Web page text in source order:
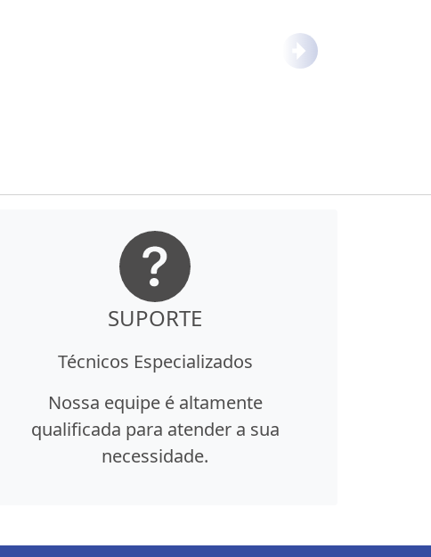
Próximo
SUPORTE
Técnicos Especializados
Nossa equipe é altamente
qualificada para atender a sua
necessidade.